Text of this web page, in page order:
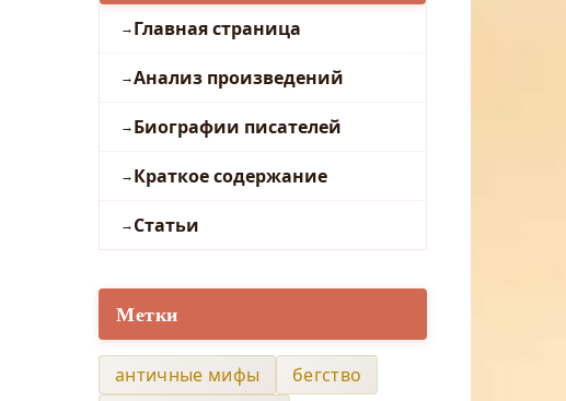
Главная страница
Анализ произведений
Биографии писателей
Краткое содержание
Статьи
Метки
античные мифы
бегство